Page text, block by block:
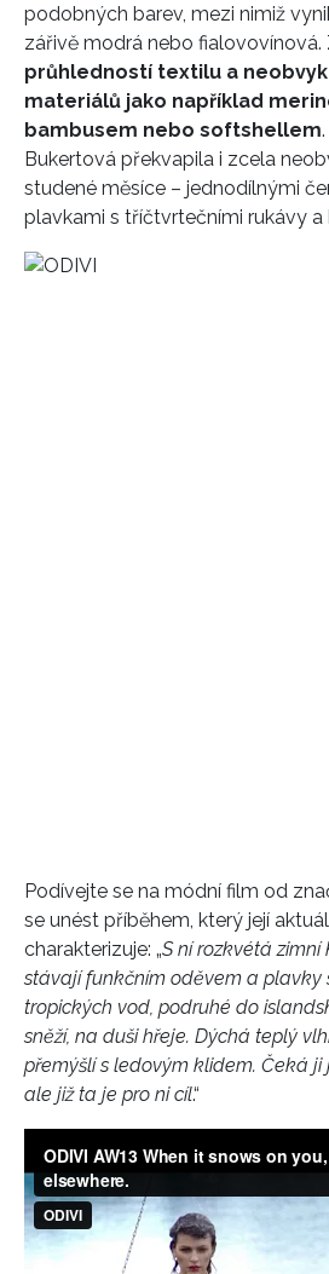
podobných barev, mezi nimiž
zářivě modrá nebo fialovovínová.
průhledností textilu a
materiálů jako například
bambusem nebo softshellem
Bukertová překvapila i zcela
studené měsíce – jednodílnými
plavkami s tříčtvrtečními rukávy
Podívejte se na módní film od
se unést příběhem, který její
charakterizuje: „S ní rozkvétá
stávají funkčním oděvem a plavky
tropických vod, podruhé do
sněží, na duši hřeje. Dýchá teplý
přemýšlí s ledovým klidem. Čeká ji
ale již ta je pro ni cíl.“